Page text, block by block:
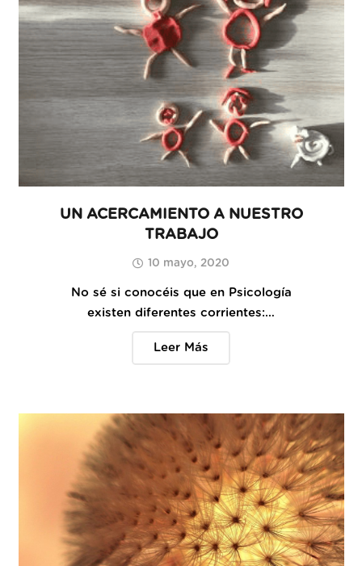
UN ACERCAMIENTO A NUESTRO
TRABAJO
10 mayo, 2020
No sé si conocéis que en Psicología
existen diferentes corrientes:…
Leer Más